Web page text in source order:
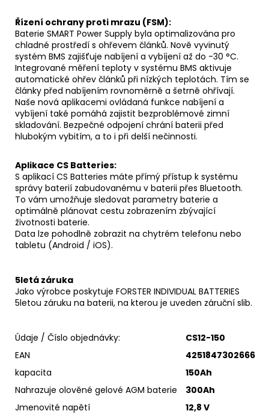
Řízení ochrany proti mrazu (FSM):
Baterie SMART Power Supply byla optimalizována pro
chladné prostředí s ohřevem článků. Nově vyvinutý
systém BMS zajišťuje nabíjení a vybíjení až do -30 °C.
Integrované měření teploty v systému BMS aktivuje
automatické ohřev článků při nízkých teplotách. Tím se
články před nabíjením rovnoměrně a šetrně ohřívají.
Naše nová aplikacemi ovládaná funkce nabíjení a
vybíjení také pomáhá zajistit bezproblémové zimní
skladování. Bezpečné odpojení chrání baterii před
hlubokým vybitím, a to i při delší nečinnosti.
Aplikace CS Batteries:
S aplikací CS Batteries máte přímý přístup k systému
správy baterií zabudovanému v baterii přes Bluetooth.
To vám umožňuje sledovat parametry baterie a
optimálně plánovat cestu zobrazením zbývající
životnosti baterie.
Data lze pohodlně zobrazit na chytrém telefonu nebo
tabletu (Android / iOS).
5letá záruka
Jako výrobce poskytuje FORSTER INDIVIDUAL BATTERIES
5letou záruku na baterii, na kterou je uveden záruční slib.
Údaje / Číslo objednávky:
CS12-150
EAN
4251847302666
kapacita
150Ah
Nahrazuje olověné gelové AGM baterie
300Ah
Jmenovité napětí
12,8 V